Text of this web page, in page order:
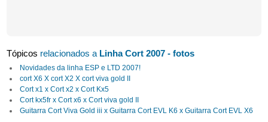
Tópicos relacionados a Linha Cort 2007 - fotos
Novidades da linha ESP e LTD 2007!
cort X6 X cort X2 X cort viva gold II
Cort x1 x Cort x2 x Cort Kx5
Cort kx5fr x Cort x6 x Cort viva gold II
Guitarra Cort Viva Gold iii x Guitarra Cort EVL K6 x Guitarra Cort EVL X6